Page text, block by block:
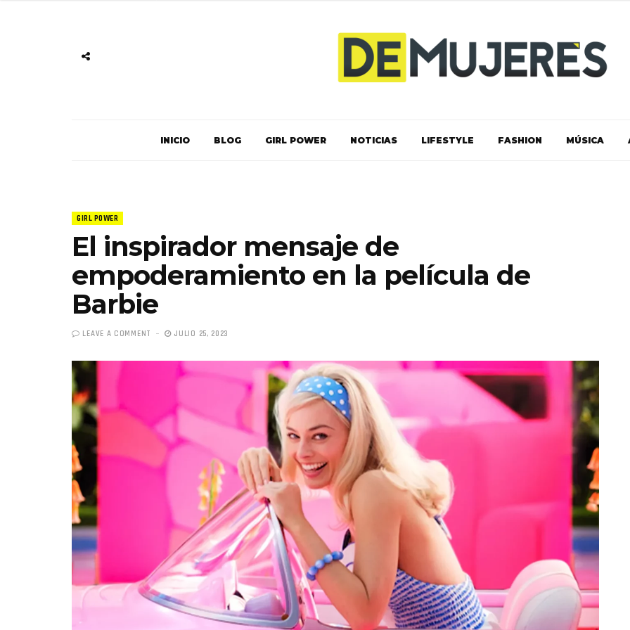
INICIO BLOG GIRL POWER NOTICIAS LIFESTYLE FASHION MÚSICA
GIRL POWER
El inspirador mensaje de
empoderamiento en la película de
Barbie
LEAVE A COMMENT JULIO 25, 2023
«Bonitas», el nuevo
sencillo de Hendrix y
Totó la Momposina: el
adiós a la gran
cantadora que llevó las
raíces colombianas al
mundo a través de su
música